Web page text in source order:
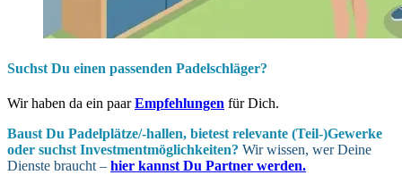
Suchst Du einen passenden Padelschläger?
Wir haben da ein paarEmpfehlungen für Dich.
Baust Du Padel­plätze/-hallen, bietest relevante (Teil-)Gewerke
oder suchst In­vest­ment­möglich­keiten? Wir wissen, wer Deine
Dienste braucht – hier kannst Du Partner werden.